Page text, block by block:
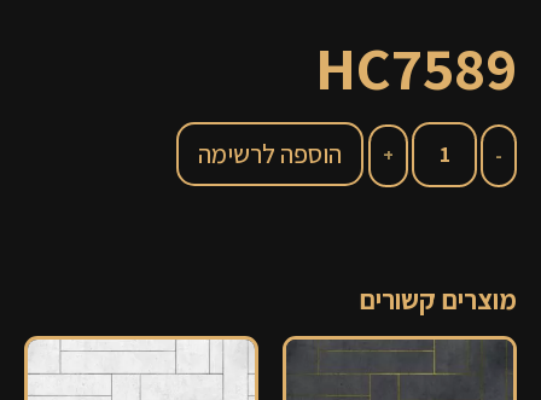
HC7589
הוספה לרשימה
מוצרים קשורים